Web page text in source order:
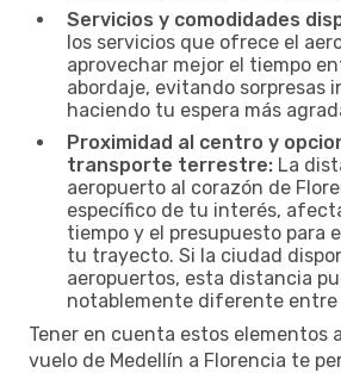
Servicios y comodidades
los servicios que ofrece el
aprovechar mejor el tiempo
abordaje, evitando sorpresas
haciendo tu espera más
Proximidad al centro y
transporte terrestre: La
aeropuerto al corazón de
específico de tu interés,
tiempo y el presupuesto para
tu trayecto. Si la ciudad
aeropuertos, esta distancia
notablemente diferente entre
Tener en cuenta estos elementos
vuelo de Medellín a Florencia te